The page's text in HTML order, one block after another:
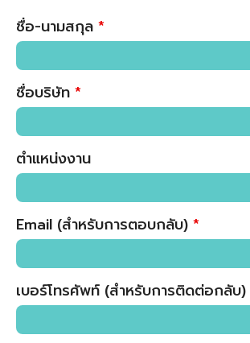
ชื่อ-นามสกุล *
ชื่อบริษัท *
ตำแหน่งงาน
Email (สำหรับการตอบกลับ) *
เบอร์โทรศัพท์ (สำหรับการติดต่อกลับ)